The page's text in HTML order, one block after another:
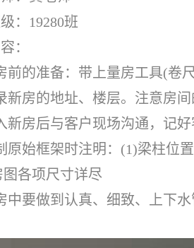
：19280班
：
前的准备：带上量房工具(卷
新房的地址、楼层。注意房间
新房后与客户现场沟通，记好
原始框架时注明：(1)梁柱位
图各项尺寸详尽
中要做到认真、细致、上下